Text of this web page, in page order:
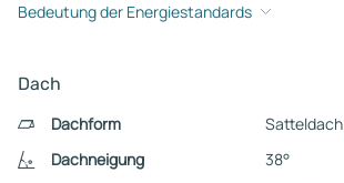
Bedeutung der Energiestandards
Dach
Dachform
Satteldach
Dachneigung
38°